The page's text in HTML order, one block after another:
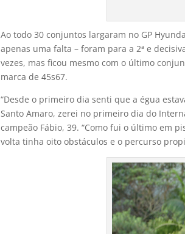
Ao todo 30 conjuntos largaram no GP
apenas uma falta – foram para a 2ª e
vezes, mas ficou mesmo com o último
marca de 45s67.
“Desde o primeiro dia senti que a égua
Santo Amaro, zerei no primeiro dia do
campeão Fábio, 39. “Como fui o último em
volta tinha oito obstáculos e o percurso